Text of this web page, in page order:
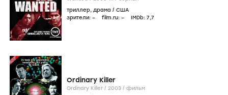
триллер, драма / США
зрители: – film.ru: – IMDb: 7,7
Ordinary Killer
Ordinary Killer / 2003 / фильм